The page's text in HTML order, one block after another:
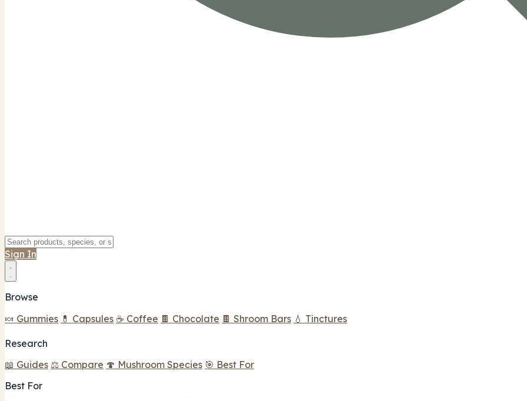
Sign In
Browse
🍬 Gummies 💊 Capsules ☕ Coffee 🍫 Chocolate 🍫 Shroom Bars 💧 Tinctures
Research
📖 Guides ⚖️ Compare 🍄 Mushroom Species 🎯 Best For
Best For